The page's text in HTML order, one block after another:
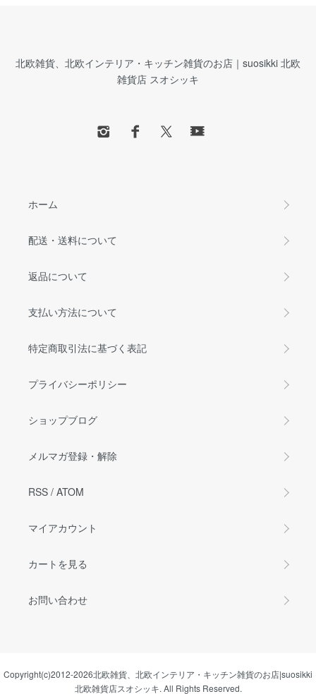
北欧雑貨、北欧インテリア・キッチン雑貨のお店｜suosikki 北欧
雑貨店 スオシッキ
ホーム
配送・送料について
返品について
支払い方法について
特定商取引法に基づく表記
プライバシーポリシー
ショップブログ
メルマガ登録・解除
RSS / ATOM
マイアカウント
カートを見る
お問い合わせ
Copyright(c)2012-2026北欧雑貨、北欧インテリア・キッチン雑貨のお店|suosikki
北欧雑貨店スオシッキ. All Rights Reserved.